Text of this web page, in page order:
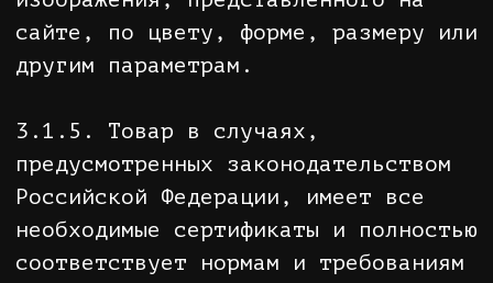
соответствии с Законом Российской
Федерации от 07.02.1992 N 2300-1 "О
защите прав потребителей", а также
сведения о необходимых действиях
сроков и возможных последствиях при
товары (работы) по истечении
указанных сроков представляют
опасность для жизни, здоровья и
имущества Покупателя или становятся
непригодными для использования по